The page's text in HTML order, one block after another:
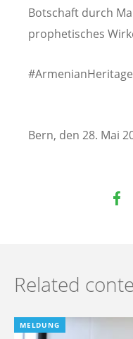
Botschaft durch
prophetisches
#ArmenianHeritage
Bern, den 28. Mai
Related
MELDUNG